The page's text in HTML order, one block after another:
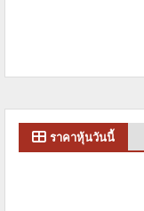
ราคาหุ้นวันนี้